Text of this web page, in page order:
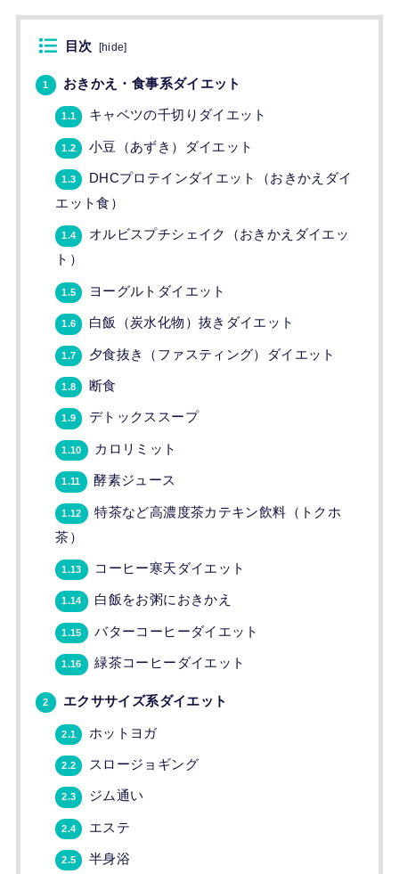
目次 [hide]
1 おきかえ・食事系ダイエット
1.1 キャベツの千切りダイエット
1.2 小豆（あずき）ダイエット
1.3
DHCプロテインダイエット（おきかえダイ
エット食）
1.4
オルビスプチシェイク（おきかえダイエッ
ト）
1.5 ヨーグルトダイエット
1.6 白飯（炭水化物）抜きダイエット
1.7 夕食抜き（ファスティング）ダイエット
1.8 断食
1.9 デトックススープ
1.10 カロリミット
1.11 酵素ジュース
1.12
特茶など高濃度茶カテキン飲料（トクホ
茶）
1.13 コーヒー寒天ダイエット
1.14 白飯をお粥におきかえ
1.15 バターコーヒーダイエット
1.16 緑茶コーヒーダイエット
2 エクササイズ系ダイエット
2.1 ホットヨガ
2.2 スロージョギング
2.3 ジム通い
2.4 エステ
2.5 半身浴